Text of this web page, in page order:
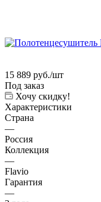
15 889 руб./шт
Под заказ
Хочу скидку!
Характеристики
Страна
—
Россия
Коллекция
—
Flavio
Гарантия
—